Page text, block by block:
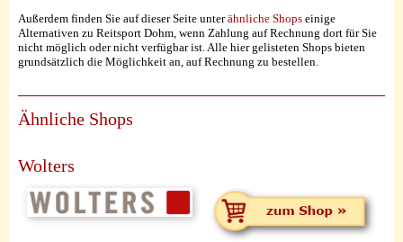
Außerdem finden Sie auf dieser Seite unterähnliche Shops einige
Alternativen zu Reitsport Dohm, wenn Zahlung auf Rechnung dort für Sie
nicht möglich oder nicht verfügbar ist. Alle hier gelisteten Shops bieten
grundsätzlich die Möglichkeit an, auf Rechnung zu bestellen.
Ähnliche Shops
Wolters